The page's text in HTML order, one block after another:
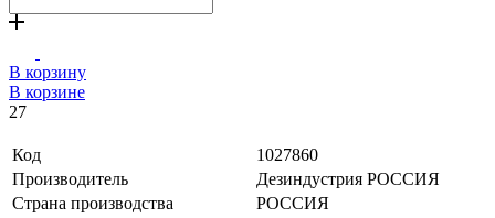
В корзину
В корзине
27
Код
1027860
Производитель
Дезиндустрия РОССИЯ
Страна производства
РОССИЯ